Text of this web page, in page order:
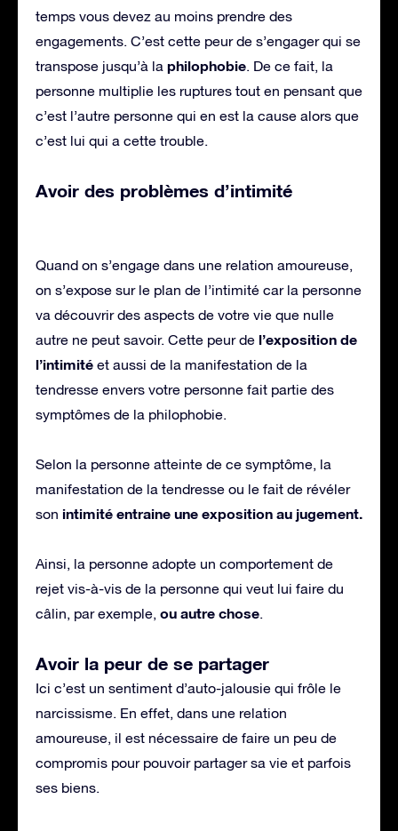
temps vous devez au moins prendre des
engagements. C’est cette peur de s’engager qui se
transpose jusqu’à la philophobie. De ce fait, la
personne multiplie les ruptures tout en pensant que
c’est l’autre personne qui en est la cause alors que
c’est lui qui a cette trouble.
Avoir des problèmes d’intimité
Quand on s’engage dans une relation amoureuse,
on s’expose sur le plan de l’intimité car la personne
va découvrir des aspects de votre vie que nulle
autre ne peut savoir. Cette peur de l’exposition de
l’intimité et aussi de la manifestation de la
tendresse envers votre personne fait partie des
symptômes de la philophobie.
Selon la personne atteinte de ce symptôme, la
manifestation de la tendresse ou le fait de révéler
son intimité entraine une exposition au jugement.
Ainsi, la personne adopte un comportement de
rejet vis-à-vis de la personne qui veut lui faire du
câlin, par exemple, ou autre chose.
Avoir la peur de se partager
Ici c’est un sentiment d’auto-jalousie qui frôle le
narcissisme. En effet, dans une relation
amoureuse, il est nécessaire de faire un peu de
compromis pour pouvoir partager sa vie et parfois
ses biens.